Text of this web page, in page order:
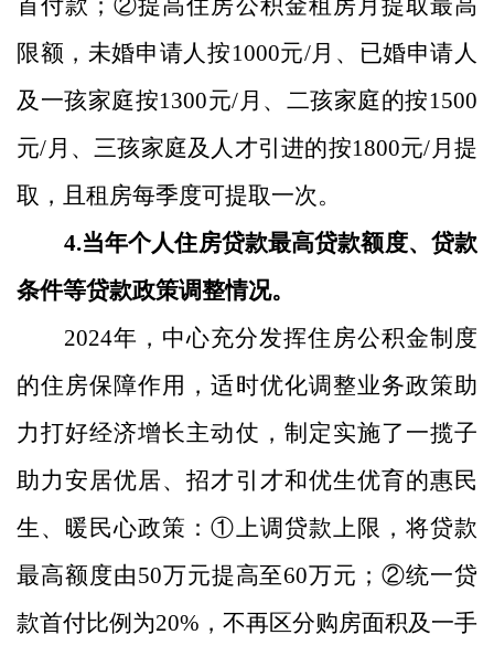
首付款； ②提高住房公积金租房月提取最高
限额，未婚申请人按1000元/月、已婚申请人
及一孩家庭按1300元/月、二孩家庭的按1500
元/月、三孩家庭及人才引进的按1800元/月提
取，且租房每季度可提取一次。
4.当年个人住房贷款最高贷款额度、贷款
条件等贷款政策调整情况。
2024年 ，中心充分发挥住房公积金制度
的住房保障作用，适时优化调整业务政策助
力打好经济增长主动仗，制定实施了一揽子
助力安居优居、招才引才和优生优育的惠民
生、暖民心政策：①上调贷款上限，将贷款
最高额度由50万元提高至60万元；②统一贷
款首付比例为20% ，不再区分购房面积及一手